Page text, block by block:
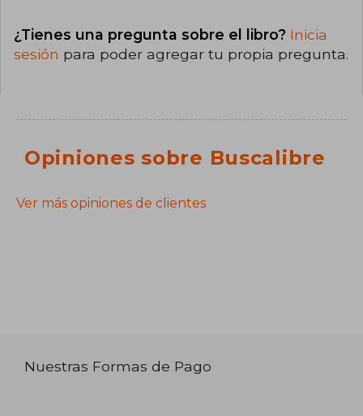
¿Tienes una pregunta sobre el libro? Inicia
sesión para poder agregar tu propia pregunta.
Opiniones sobre Buscalibre
Ver más opiniones de clientes
Nuestras Formas de Pago